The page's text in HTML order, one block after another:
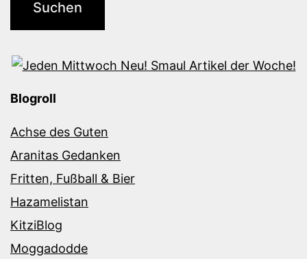
Blogroll
Achse des Guten
Aranitas Gedanken
Fritten, Fußball & Bier
Hazamelistan
KitziBlog
Moggadodde